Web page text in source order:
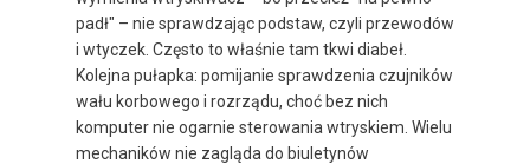
padł" – nie sprawdzając podstaw, czyli przewodów
i wtyczek. Często to właśnie tam tkwi diabeł.
Kolejna pułapka: pomijanie sprawdzenia czujników
wału korbowego i rozrządu, choć bez nich
komputer nie ogarnie sterowania wtryskiem. Wielu
mechaników nie zagląda do biuletynów